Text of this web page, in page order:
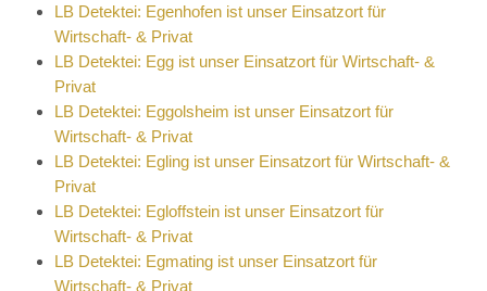
LB Detektei: Egenhofen ist unser Einsatzort für
Wirtschaft- & Privat
LB Detektei: Egg ist unser Einsatzort für Wirtschaft- &
Privat
LB Detektei: Eggolsheim ist unser Einsatzort für
Wirtschaft- & Privat
LB Detektei: Egling ist unser Einsatzort für Wirtschaft- &
Privat
LB Detektei: Egloffstein ist unser Einsatzort für
Wirtschaft- & Privat
LB Detektei: Egmating ist unser Einsatzort für
Wirtschaft- & Privat